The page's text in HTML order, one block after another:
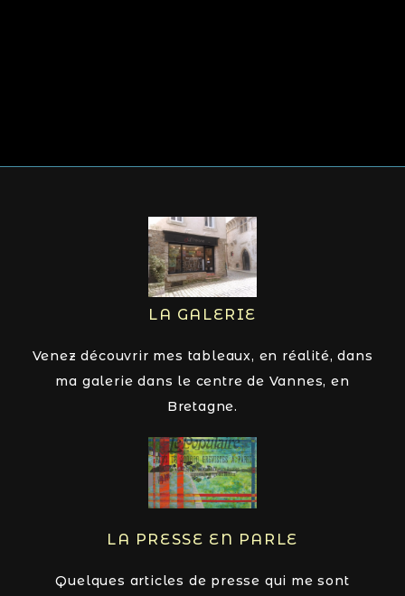
LA GALERIE
Venez découvrir mes tableaux, en réalité, dans
ma galerie dans le centre de Vannes, en
Bretagne.
LA PRESSE EN PARLE
Quelques articles de presse qui me sont